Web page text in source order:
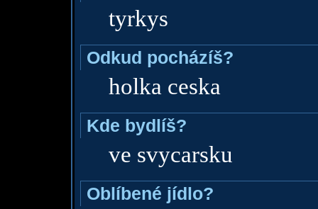
tyrkys
Odkud pocházíš?
holka ceska
Kde bydlíš?
ve svycarsku
Oblíbené jídlo?